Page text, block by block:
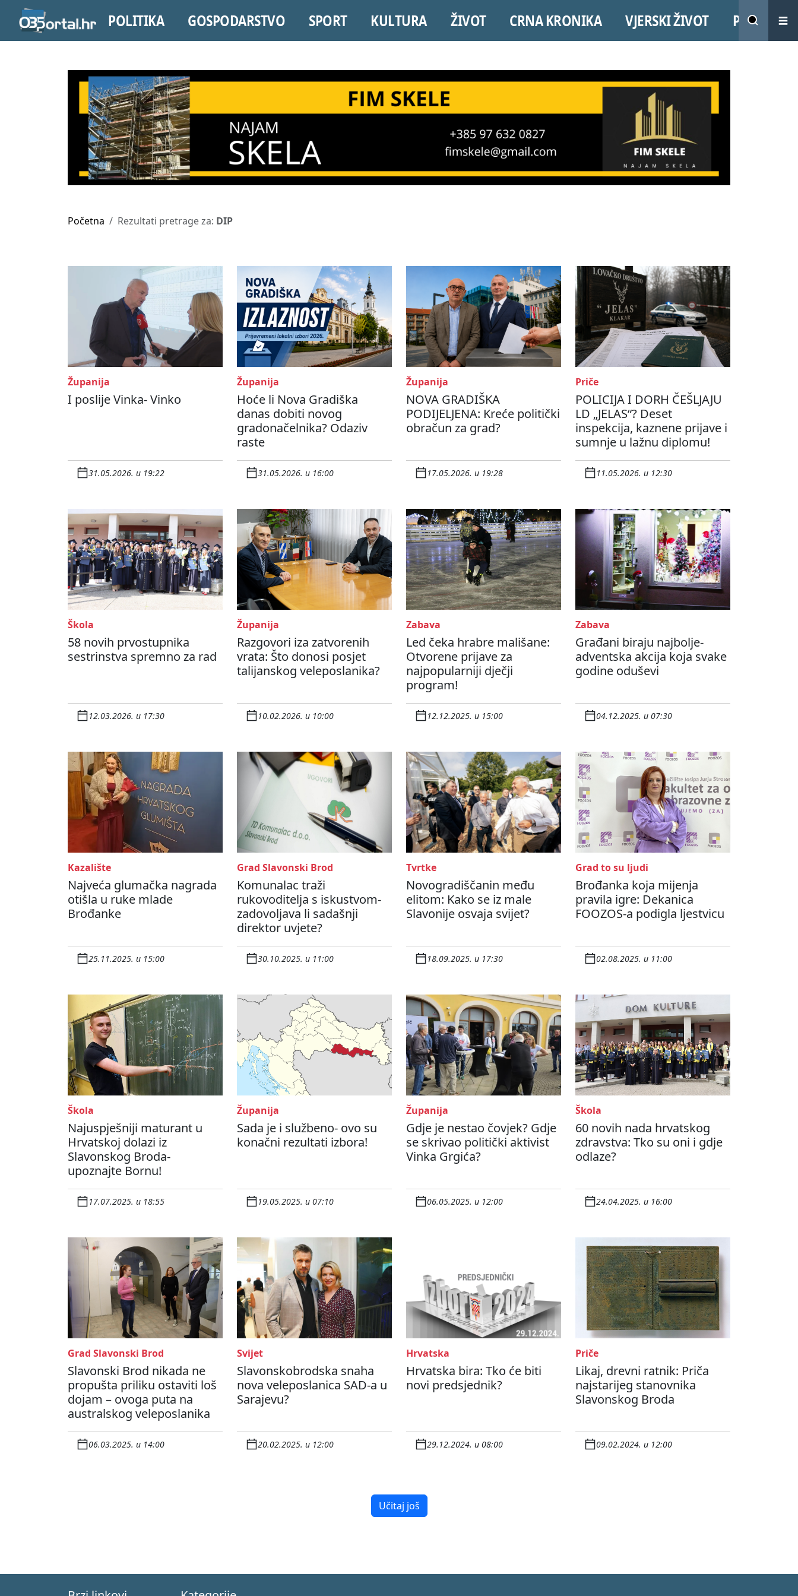
POLITIKA GOSPODARSTVO SPORT KULTURA ŽIVOT CRNA KRONIKA VJERSKI ŽIVOT PROMO
Početna Rezultati pretrage za: DIP
Županija
I poslije Vinka- Vinko
31.05.2026. u 19:22
Županija
Hoće li Nova Gradiška
danas dobiti novog
gradonačelnika? Odaziv
raste
31.05.2026. u 16:00
Županija
NOVA GRADIŠKA
PODIJELJENA: Kreće politički
obračun za grad?
17.05.2026. u 19:28
Priče
POLICIJA I DORH ČEŠLJAJU
LD „JELAS“? Deset
inspekcija, kaznene prijave i
sumnje u lažnu diplomu!
11.05.2026. u 12:30
Škola
58 novih prvostupnika
sestrinstva spremno za rad
12.03.2026. u 17:30
Županija
Razgovori iza zatvorenih
vrata: Što donosi posjet
talijanskog veleposlanika?
10.02.2026. u 10:00
Zabava
Led čeka hrabre mališane:
Otvorene prijave za
najpopularniji dječji
program!
12.12.2025. u 15:00
Zabava
Građani biraju najbolje-
adventska akcija koja svake
godine oduševi
04.12.2025. u 07:30
Kazalište
Najveća glumačka nagrada
otišla u ruke mlade
Brođanke
25.11.2025. u 15:00
Grad Slavonski Brod
Komunalac traži
rukovoditelja s iskustvom-
zadovoljava li sadašnji
direktor uvjete?
30.10.2025. u 11:00
Tvrtke
Novogradiščanin među
elitom: Kako se iz male
Slavonije osvaja svijet?
18.09.2025. u 17:30
Grad to su ljudi
Brođanka koja mijenja
pravila igre: Dekanica
FOOZOS-a podigla ljestvicu
02.08.2025. u 11:00
Škola
Najuspješniji maturant u
Hrvatskoj dolazi iz
Slavonskog Broda-
upoznajte Bornu!
17.07.2025. u 18:55
Županija
Sada je i službeno- ovo su
konačni rezultati izbora!
19.05.2025. u 07:10
Županija
Gdje je nestao čovjek? Gdje
se skrivao politički aktivist
Vinka Grgića?
06.05.2025. u 12:00
Škola
60 novih nada hrvatskog
zdravstva: Tko su oni i gdje
odlaze?
24.04.2025. u 16:00
Grad Slavonski Brod
Slavonski Brod nikada ne
propušta priliku ostaviti loš
dojam – ovoga puta na
australskog veleposlanika
06.03.2025. u 14:00
Svijet
Slavonskobrodska snaha
nova veleposlanica SAD-a u
Sarajevu?
20.02.2025. u 12:00
Hrvatska
Hrvatska bira: Tko će biti
novi predsjednik?
29.12.2024. u 08:00
Priče
Likaj, drevni ratnik: Priča
najstarijeg stanovnika
Slavonskog Broda
09.02.2024. u 12:00
Učitaj još